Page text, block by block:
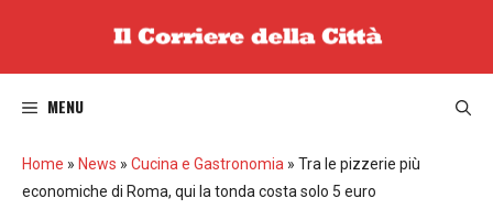
MENU
Home » News » Cucina e Gastronomia » Tra le pizzerie più
economiche di Roma, qui la tonda costa solo 5 euro